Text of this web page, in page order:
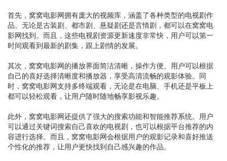
首先，窝窝电影网拥有庞大的视频库，涵盖了各种类型的电视剧作
品。无论是古装剧、都市剧、悬疑剧还是言情剧，都可以在窝窝电
影网找到。而且，这些电视剧资源更新速度非常快，用户可以第一
时间观看到最新的剧集，跟上剧情的发展。
其次，窝窝电影网的播放界面简洁清晰，操作方便。用户可以根据
自己的喜好选择清晰度和播放器，享受高清流畅的观影体验。同
时，窝窝电影网支持多终端观看，无论是在电脑、手机还是平板上
都可以轻松观看，让用户随时随地畅享影视乐趣。
此外，窝窝电影网还提供了强大的搜索功能和智能推荐系统。用户
可以通过关键词搜索自己喜欢的电视剧，也可以根据平台推荐的内
容进行选择。而且，窝窝电影网会根据用户的观影记录和喜好推送
个性化的推荐，让用户更快找到自己感兴趣的作品。